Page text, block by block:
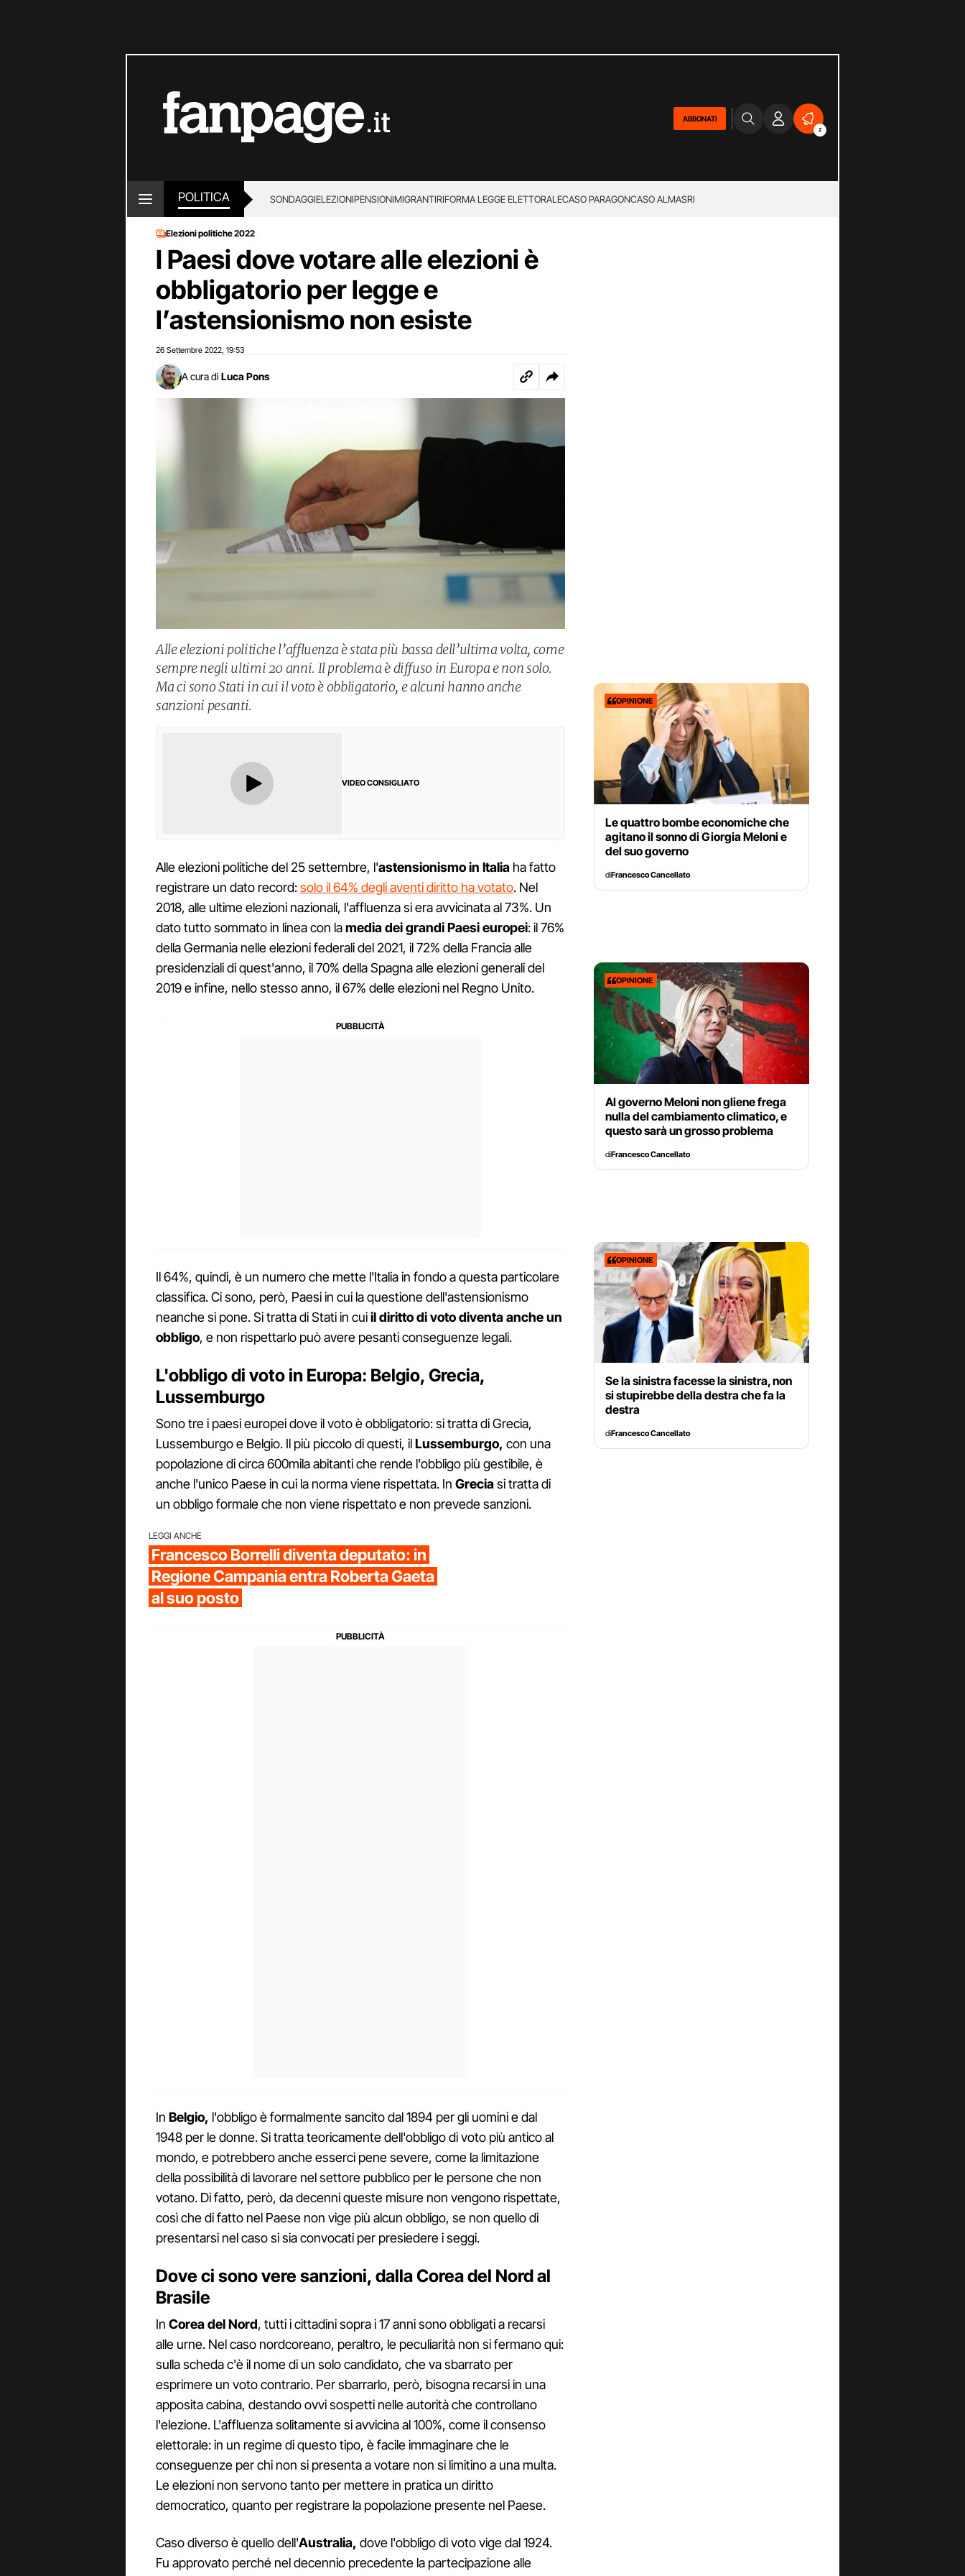
ABBONATI
2
POLITICA SONDAGGIELEZIONIPENSIONIMIGRANTIRIFORMA LEGGE ELETTORALECASO PARAGONCASO ALMASRI
Elezioni politiche 2022
I Paesi dove votare alle elezioni è
obbligatorio per legge e
l’astensionismo non esiste
26 Settembre 2022 19:53
A cura di Luca Pons
Alle elezioni politiche l’affluenza è stata più bassa dell’ultima volta, come
sempre negli ultimi 20 anni. Il problema è diffuso in Europa e non solo.
Ma ci sono Stati in cui il voto è obbligatorio, e alcuni hanno anche
sanzioni pesanti.
VIDEO CONSIGLIATO
Alle elezioni politiche del 25 settembre, l'astensionismo in Italia ha fatto
registrare un dato record:solo il 64% degli aventi diritto ha votato. Nel
2018, alle ultime elezioni nazionali, l'affluenza si era avvicinata al 73%. Un
dato tutto sommato in linea con lamedia dei grandi Paesi europei: il 76%
della Germania nelle elezioni federali del 2021, il 72% della Francia alle
presidenziali di quest'anno, il 70% della Spagna alle elezioni generali del
2019 e infine, nello stesso anno, il 67% delle elezioni nel Regno Unito.
Il 64%, quindi, è un numero che mette l'Italia in fondo a questa particolare
classifica. Ci sono, però, Paesi in cui la questione dell'astensionismo
neanche si pone. Si tratta di Stati in cuiil diritto di voto diventa anche un
obbligo, e non rispettarlo può avere pesanti conseguenze legali.
L'obbligo di voto in Europa: Belgio, Grecia,
Lussemburgo
Sono tre i paesi europei dove il voto è obbligatorio: si tratta di Grecia,
Lussemburgo e Belgio. Il più piccolo di questi, ilLussemburgo, con una
popolazione di circa 600mila abitanti che rende l'obbligo più gestibile, è
anche l'unico Paese in cui la norma viene rispettata. In Greciasi tratta di
un obbligo formale che non viene rispettato e non prevede sanzioni.
LEGGI ANCHE
Francesco Borrelli diventa deputato: in
Regione Campania entra Roberta Gaeta
al suo posto
In Belgio, l'obbligo è formalmente sancito dal 1894 per gli uomini e dal
1948 per le donne. Si tratta teoricamente dell'obbligo di voto più antico al
mondo, e potrebbero anche esserci pene severe, come la limitazione
della possibilità di lavorare nel settore pubblico per le persone che non
votano. Di fatto, però, da decenni queste misure non vengono rispettate,
così che di fatto nel Paese non vige più alcun obbligo, se non quello di
presentarsi nel caso si sia convocati per presiedere i seggi.
Dove ci sono vere sanzioni, dalla Corea del Nord al
Brasile
In Corea del Nord, tutti i cittadini sopra i 17 anni sono obbligati a recarsi
alle urne. Nel caso nordcoreano, peraltro, le peculiarità non si fermano qui:
sulla scheda c'è il nome di un solo candidato, che va sbarrato per
esprimere un voto contrario. Per sbarrarlo, però, bisogna recarsi in una
apposita cabina, destando ovvi sospetti nelle autorità che controllano
l'elezione. L'affluenza solitamente si avvicina al 100%, come il consenso
elettorale: in un regime di questo tipo, è facile immaginare che le
conseguenze per chi non si presenta a votare non si limitino a una multa.
Le elezioni non servono tanto per mettere in pratica un diritto
democratico, quanto per registrare la popolazione presente nel Paese.
Caso diverso è quello dell'Australia, dove l'obbligo di voto vige dal 1924.
Fu approvato perché nel decennio precedente la partecipazione alle
OPINIONE
Le quattro bombe economiche che
agitano il sonno di Giorgia Meloni e
del suo governo
diFrancesco Cancellato
OPINIONE
Al governo Meloni non gliene frega
nulla del cambiamento climatico, e
questo sarà un grosso problema
diFrancesco Cancellato
OPINIONE
Se la sinistra facesse la sinistra, non
si stupirebbe della destra che fa la
destra
diFrancesco Cancellato